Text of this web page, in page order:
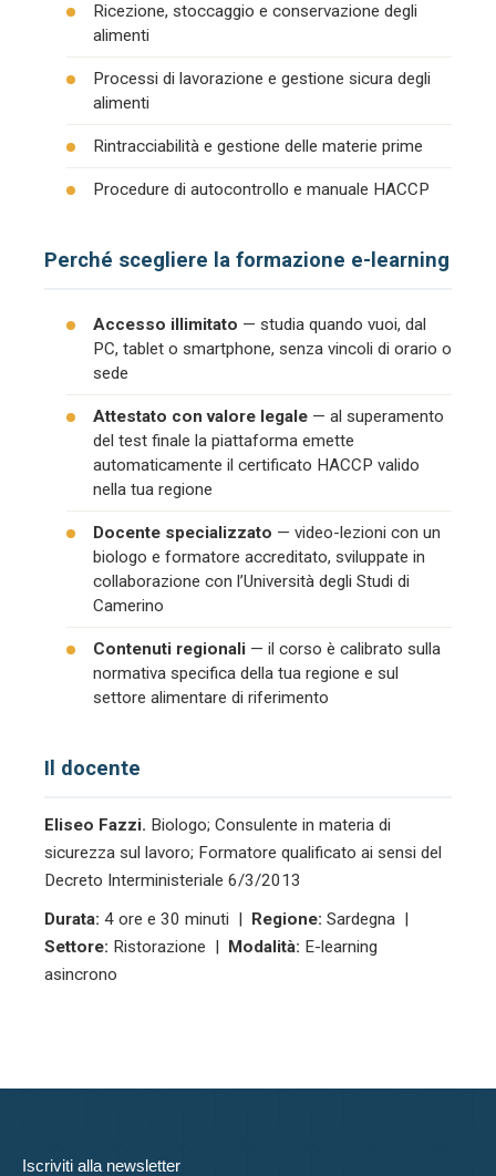
Ricezione, stoccaggio e conservazione degli
alimenti
Processi di lavorazione e gestione sicura degli
alimenti
Rintracciabilità e gestione delle materie prime
Procedure di autocontrollo e manuale HACCP
Perché scegliere la formazione e-learning
Accesso illimitato — studia quando vuoi, dal
PC, tablet o smartphone, senza vincoli di orario o
sede
Attestato con valore legale — al superamento
del test finale la piattaforma emette
automaticamente il certificato HACCP valido
nella tua regione
Docente specializzato — video-lezioni con un
biologo e formatore accreditato, sviluppate in
collaborazione con l’Università degli Studi di
Camerino
Contenuti regionali — il corso è calibrato sulla
normativa specifica della tua regione e sul
settore alimentare di riferimento
Il docente
Eliseo Fazzi. Biologo; Consulente in materia di
sicurezza sul lavoro; Formatore qualificato ai sensi del
Decreto Interministeriale 6/3/2013
Durata: 4 ore e 30 minuti | Regione: Sardegna |
Settore: Ristorazione | Modalità: E-learning
asincrono
Iscriviti alla newsletter